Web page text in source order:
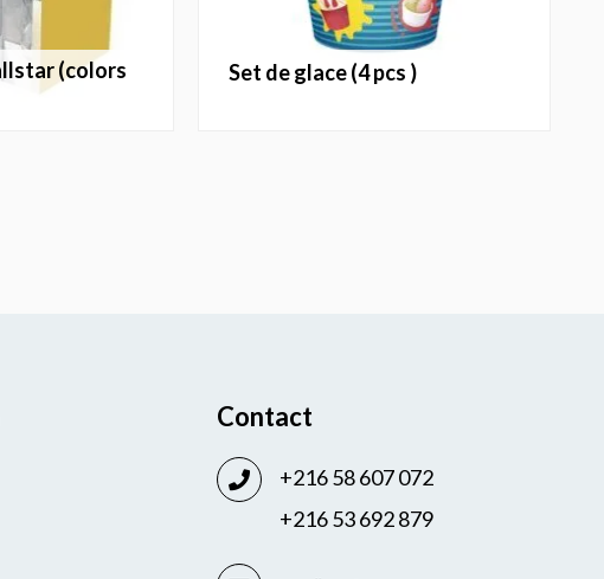
set de glace (4 pcs )
Contact
+216 58 607 072
+216 53 692 879